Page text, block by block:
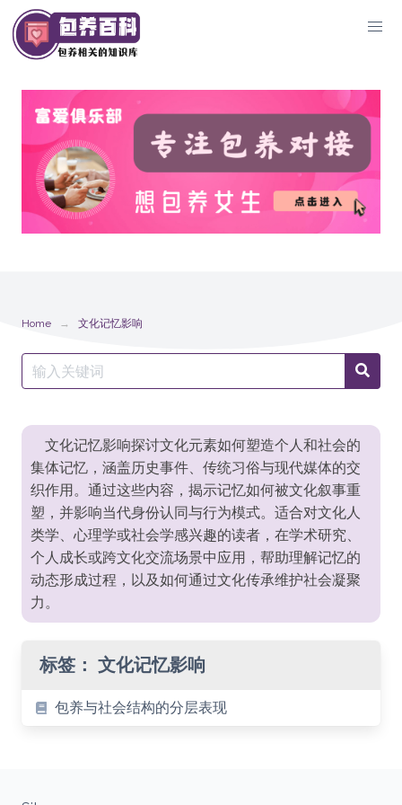
Skip
to
content
Home 文化记忆影响
Search
for:
文化记忆影响探讨文化元素如何塑造个人和社会的
集体记忆，涵盖历史事件、传统习俗与现代媒体的交
织作用。通过这些内容，揭示记忆如何被文化叙事重
塑，并影响当代身份认同与行为模式。适合对文化人
类学、心理学或社会学感兴趣的读者，在学术研究、
个人成长或跨文化交流场景中应用，帮助理解记忆的
动态形成过程，以及如何通过文化传承维护社会凝聚
力。
标签： 文化记忆影响
包养与社会结构的分层表现